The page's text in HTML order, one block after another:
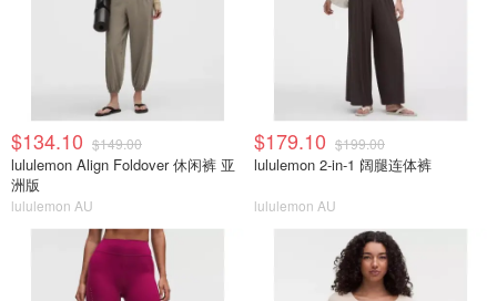
$134.10 $149.00
lululemon Align Foldover 休闲裤 亚
洲版
lululemon AU
$179.10 $199.00
lululemon 2-in-1 阔腿连体裤
lululemon AU